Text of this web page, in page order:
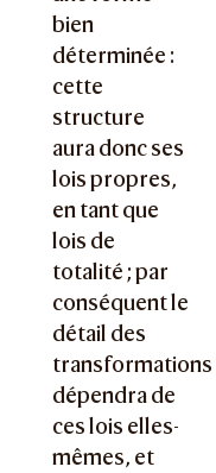
bien
déterminée :
cette
structure
aura donc ses
lois propres,
en tant que
lois de
totalité ; par
conséquent le
détail des
transformations
dépendra de
ces lois elles-
mêmes, et